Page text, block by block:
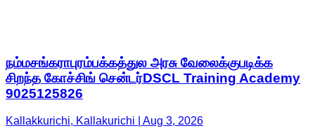
நம்மசங்கராபுரம்பக்கத்துல அரசு வேலைக்குபடிக்க
சிறந்த கோச்சிங் சென்டர்DSCL Training Academy
9025125826
Kallakkurichi, Kallakurichi | Aug 3, 2026